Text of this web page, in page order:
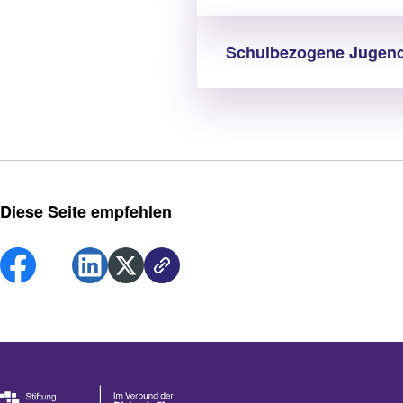
Schulbezogene
Diese Seite empfehlen